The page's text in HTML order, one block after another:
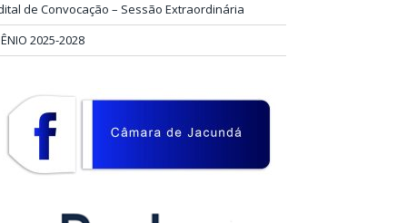
de Convocação – Sessão Extraordinária
2025-2028